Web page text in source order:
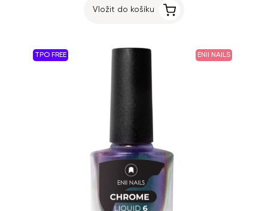
Vložit do košíku
TPO FREE ENII NAILS